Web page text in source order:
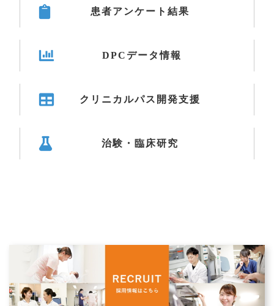
患者アンケート結果
DPCデータ情報
クリニカルパス開発支援
治験・臨床研究